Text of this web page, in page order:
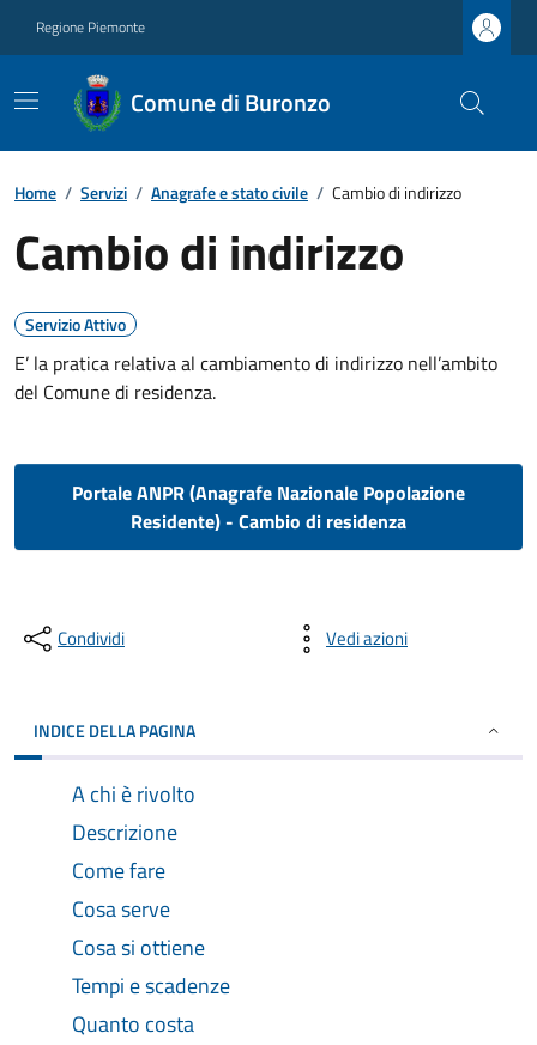
Regione Piemonte
Comune di Buronzo
Home / Servizi / Anagrafe e stato civile / Cambio di indirizzo
Cambio di indirizzo
Servizio Attivo
E’ la pratica relativa al cambiamento di indirizzo nell’ambito
del Comune di residenza.
Portale ANPR (Anagrafe Nazionale Popolazione
Residente) - Cambio di residenza
Condividi Vedi azioni
INDICE DELLA PAGINA
A chi è rivolto
Descrizione
Come fare
Cosa serve
Cosa si ottiene
Tempi e scadenze
Quanto costa